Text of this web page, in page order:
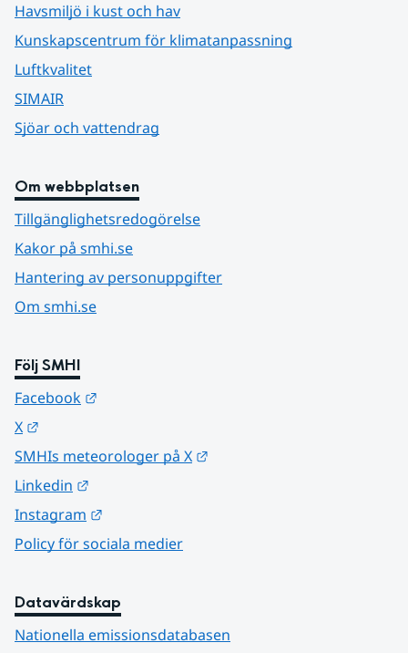
Havsmiljö i kust och hav
Kunskapscentrum för klimatanpassning
Luftkvalitet
SIMAIR
Sjöar och vattendrag
Om webbplatsen
Tillgänglighetsredogörelse
Kakor på smhi.se
Hantering av personuppgifter
Om smhi.se
Följ SMHI
Facebook
X
SMHIs meteorologer på X
Linkedin
Instagram
Policy för sociala medier
Datavärdskap
Nationella emissionsdatabasen